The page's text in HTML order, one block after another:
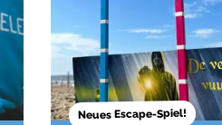
Neues Escape-Spiel!